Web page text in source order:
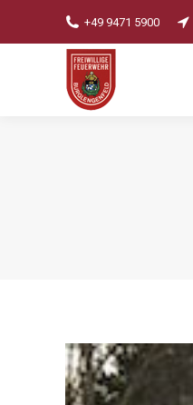
+49 9471 5900